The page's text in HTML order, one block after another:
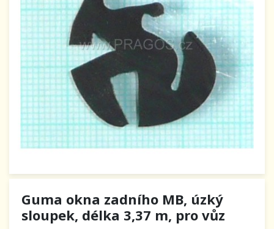
Guma okna zadního MB, úzký
sloupek, délka 3,37 m, pro vůz